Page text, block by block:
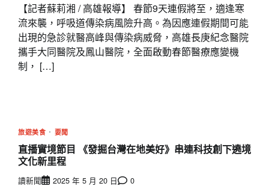
【記者蘇莉湘 / 高雄報導】 春節9天連假將至，適逢寒
流來襲，呼吸道傳染病風險升高。為因應連假期間可能
出現的急診就醫高峰與傳染病威脅，高雄長庚紀念醫院
攜手大同醫院及鳳山醫院，全面啟動春節醫療應變機
制， […]
旅遊美食 要聞
直播實境節目 《發掘台灣在地美好》串連科技創下遶境
文化新里程
讀新聞 2025 年 5 月 20 日 0